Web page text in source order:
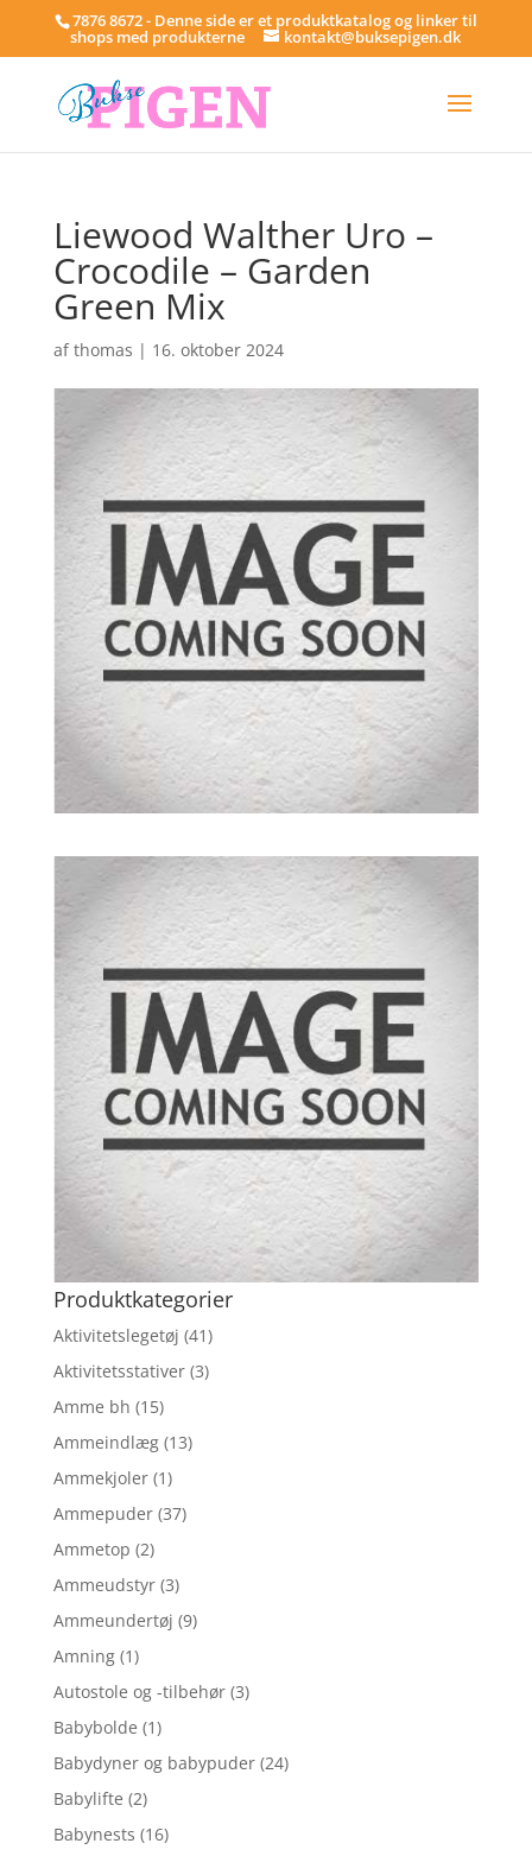
7876 8672 - Denne side er et produktkatalog og linker til
shops med produkterne kontakt@buksepigen.dk
Liewood Walther Uro –
Crocodile – Garden
Green Mix
afthomas | 16. oktober 2024
Produktkategorier
Aktivitetslegetøj (41)
Aktivitetsstativer (3)
Amme bh (15)
Ammeindlæg (13)
Ammekjoler (1)
Ammepuder (37)
Ammetop (2)
Ammeudstyr (3)
Ammeundertøj (9)
Amning (1)
Autostole og -tilbehør (3)
Babybolde (1)
Babydyner og babypuder (24)
Babylifte (2)
Babynests (16)